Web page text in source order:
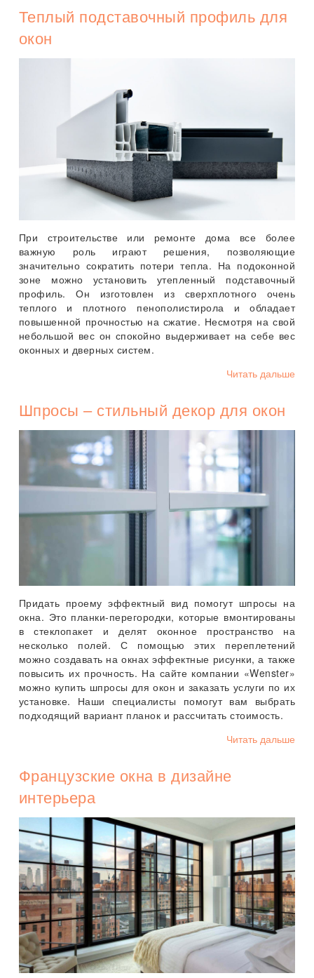
Теплый подставочный профиль для
окон
При строительстве или ремонте дома все более
важную роль играют решения, позволяющие
значительно сократить потери тепла. На подоконной
зоне можно установить утепленный подставочный
профиль. Он изготовлен из сверхплотного очень
теплого и плотного пенополистирола и обладает
повышенной прочностью на сжатие. Несмотря на свой
небольшой вес он спокойно выдерживает на себе вес
оконных и дверных систем.
Читать дальше
Шпросы – стильный декор для окон
Придать проему эффектный вид помогут шпросы на
окна. Это планки-перегородки, которые вмонтированы
в стеклопакет и делят оконное пространство на
несколько полей. С помощью этих переплетений
можно создавать на окнах эффектные рисунки, а также
повысить их прочность. На сайте компании «Wenster»
можно купить шпросы для окон и заказать услуги по их
установке. Наши специалисты помогут вам выбрать
подходящий вариант планок и рассчитать стоимость.
Читать дальше
Французские окна в дизайне
интерьера